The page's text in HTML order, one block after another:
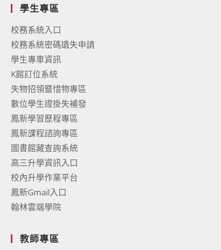
學生專區
校務系統入口
校務系統密碼遺失申請
學生專車資訊
K館訂位系統
失物招領暨惜物專區
數位學生證掛失補發
鳳新學習歷程專區
鳳新課程諮詢專區
圖書館藏查詢系統
高三升學資訊入口
校內升學作業平台
鳳新Gmail入口
翰林雲端學院
教師專區